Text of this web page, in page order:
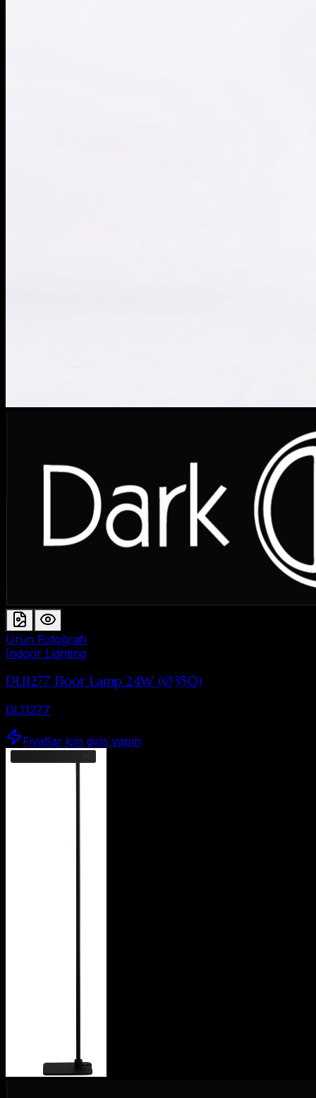
Ürün Fotoğrafı
Indoor Lighting
DL11277 Floor Lamp 24W (Ø350)
DL11277
Fiyatlar için giriş yapın